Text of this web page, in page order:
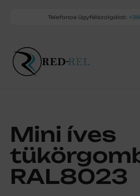
Telefonos ügyfélszolgálat:
Mini íves
RAL8023